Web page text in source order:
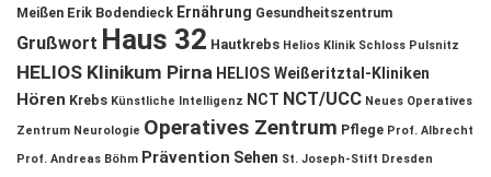
Meißen Erik Bodendieck Ernährung Gesundheitszentrum
Grußwort Haus 32 Hautkrebs Helios Klinik Schloss Pulsnitz
HELIOS Klinikum Pirna HELIOS Weißeritztal-Kliniken
Hören Krebs Künstliche Intelligenz NCT NCT/UCC Neues Operatives
Zentrum Neurologie Operatives Zentrum Pflege Prof. Albrecht
Prof. Andreas Böhm Prävention Sehen St. Joseph-Stift Dresden